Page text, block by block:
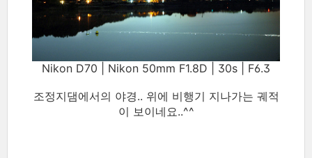
Nikon D70 | Nikon 50mm F1.8D | 30s | F6.3
조정지댐에서의 야경.. 위에 비행기 지나가는 궤적
이 보이네요..^^